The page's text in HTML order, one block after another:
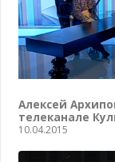
Алексей
телеканале
10.04.2015